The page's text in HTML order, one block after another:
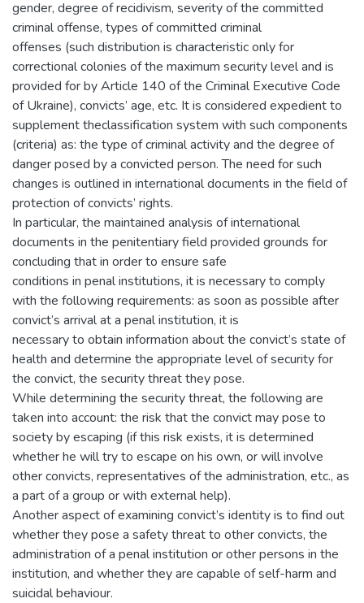
gender, degree of recidivism, severity of the committed
criminal offense, types of committed criminal
offenses (such distribution is characteristic only for
correctional colonies of the maximum security level and is
provided for by Article 140 of the Criminal Executive Code
of Ukraine), convicts’ age, etc. It is considered expedient to
supplement theclassification system with such components
(criteria) as: the type of criminal activity and the degree of
danger posed by a convicted person. The need for such
changes is outlined in international documents in the field of
protection of convicts’ rights.
In particular, the maintained analysis of international
documents in the penitentiary field provided grounds for
concluding that in order to ensure safe
conditions in penal institutions, it is necessary to comply
with the following requirements: as soon as possible after
convict’s arrival at a penal institution, it is
necessary to obtain information about the convict’s state of
health and determine the appropriate level of security for
the convict, the security threat they pose.
While determining the security threat, the following are
taken into account: the risk that the convict may pose to
society by escaping (if this risk exists, it is determined
whether he will try to escape on his own, or will involve
other convicts, representatives of the administration, etc., as
a part of a group or with external help).
Another aspect of examining convict’s identity is to find out
whether they pose a safety threat to other convicts, the
administration of a penal institution or other persons in the
institution, and whether they are capable of self-harm and
suicidal behaviour.